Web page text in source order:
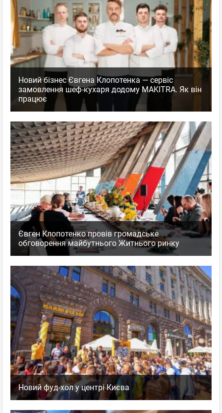
Новий бізнес Євгена Клопотенка — сервіс
замовлення шеф-кухаря додому MAKITRA. Як він
працює
Євген Клопотенко провів громадське
обговорення майбутнього Житнього ринку
Новий фуд-хол у центрі Києва